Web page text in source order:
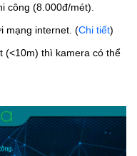
công (8.000đ/mét).
mạng internet. (Chi tiết)
(<10m) thì kamera có thể